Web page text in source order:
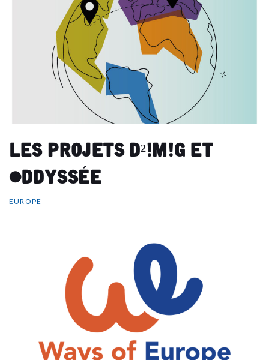
Les projets D²IMIG et
ODDyssée
EUROPE